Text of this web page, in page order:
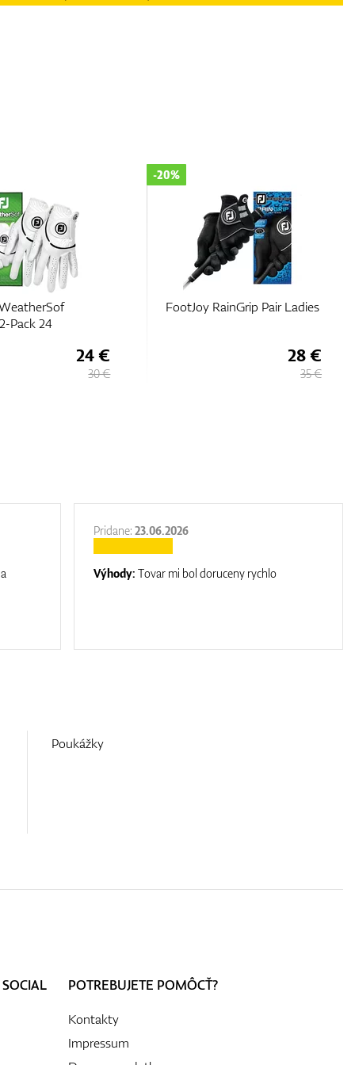
Pack 24
24 €
30 €
FootJoy RainGrip Pair Ladies
-20%
28 €
35 €
Pridane:23.06.2026
Výhody:Tovar mi bol doruceny rychlo
Poukážky
POTREBUJETE POMÔCŤ?
Kontakty
Impressum